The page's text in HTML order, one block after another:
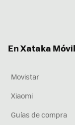
En Xataka
Movistar
Xiaomi
Guías de compra